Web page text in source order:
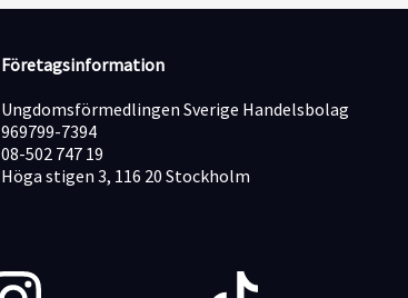
Företagsinformation
Ungdomsförmedlingen Sverige Handelsbolag
969799-7394
08-502 747 19
Höga stigen 3, 116 20 Stockholm